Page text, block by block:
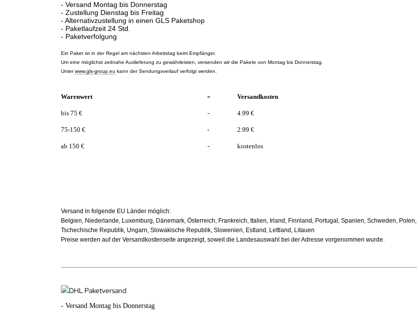
- Versand Montag bis Donnerstag
- Zustellung Dienstag bis Freitag
- Alternativzustellung in einen GLS Paketshop
- Paketlaufzeit 24 Std.
- Paketverfolgung
Ein Paket ist in der Regel am nächsten Arbeitstag beim Empfänger.
Um eine möglichst zeitnahe Auslieferung zu gewährleisten, versenden wir die Pakete von Montag bis Donnerstag.
Unter www.gls-group.eu kann der Sendungsverlauf verfolgt werden.
Warenwert - Versandkosten
bis 75 € - 4.99 €
75-150 € - 2.99 €
ab 150 € - kostenlos
Versand in folgende EU Länder möglich:
Belgien, Niederlande, Luxemburg, Dänemark, Österreich, Frankreich, Italien, Irland, Finnland, Portugal, Spanien, Schweden, Polen,
Tschechische Republik, Ungarn, Slowakische Republik, Slowenien, Estland, Lettland, Litauen
Preise werden auf der Versandkostenseite angezeigt, soweit die Landesauswahl bei der Adresse vorgenommen wurde.
- Versand Montag bis Donnerstag